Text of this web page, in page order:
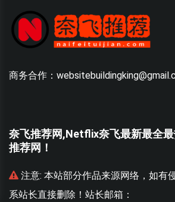
商务合作：
奈飞推荐网,Netflix奈飞最新最全
推荐网！
注意: 本站部分作品来源网络，如有
系站长直接删除！站长邮箱：